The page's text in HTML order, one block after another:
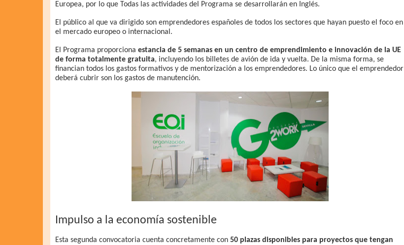
Europea, por lo que Todas las actividades del Programa se desarrollarán en Inglés.
El público al que va dirigido son emprendedores españoles de todos los sectores que hayan puesto el foco en
el mercado europeo o internacional.
El Programa proporciona estancia de 5 semanas en un centro de emprendimiento e innovación de la UE
de forma totalmente gratuita, incluyendo los billetes de avión de ida y vuelta. De la misma forma, se
financian todos los gastos formativos y de mentorización a los emprendedores. Lo único que el emprendedor
deberá cubrir son los gastos de manutención.
Impulso a la economía sostenible
Esta segunda convocatoria cuenta concretamente con 50 plazas disponibles para proyectos que tengan